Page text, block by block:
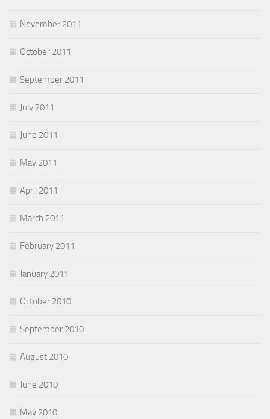
November 2011
October 2011
September 2011
July 2011
June 2011
May 2011
April 2011
March 2011
February 2011
January 2011
October 2010
September 2010
August 2010
June 2010
May 2010